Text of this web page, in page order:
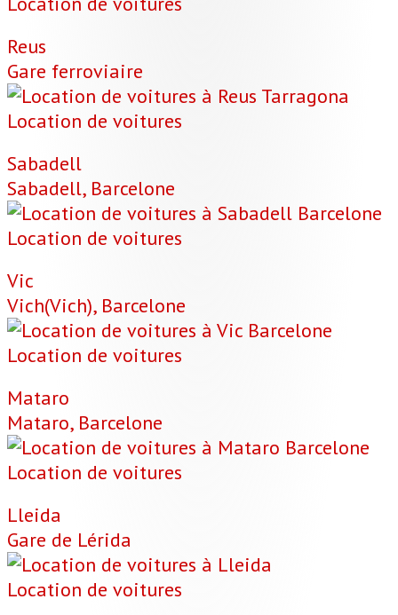
Reus
Gare ferroviaire
Location de voitures
Sabadell
Sabadell, Barcelone
Location de voitures
Vic
Vich(Vich), Barcelone
Location de voitures
Mataro
Mataro, Barcelone
Location de voitures
Lleida
Gare de Lérida
Location de voitures